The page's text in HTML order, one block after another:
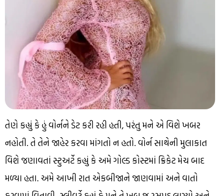
તેણે કહ્યું કે હું વોર્નને ડેટ કરી રહી હતી, પરંતુ મને એ વિશે ખબર
નહોતી. તે તેને જાહેર કરવા માંગતો ન હતો. વોર્ન સાથેની મુલાકાત
વિશે જણાવતાં સ્ટુઅર્ટે કહ્યું કે અમે ગોલ્ડ કોસ્ટમાં ક્રિકેટ મેચ બાદ
મળ્યા હતા. અમે આખી રાત એકબીજાને જાણવામાં અને વાતો